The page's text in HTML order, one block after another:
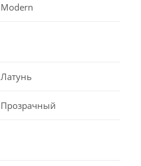
Modern
Латунь
Прозрачный